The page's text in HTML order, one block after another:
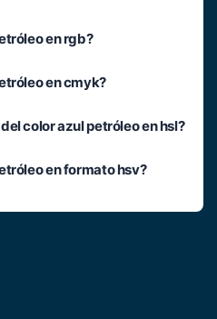
en rgb?
en cmyk?
color azul petróleo en hsl?
en formato hsv?